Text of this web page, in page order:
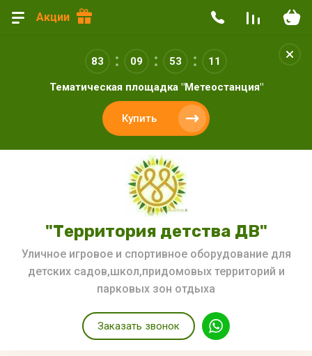
83 09 53 10
Тематическая площадка "Метеостанция"
Купить
Акции
"Территория детства ДВ"
Уличное игровое и спортивное оборудование для
детских садов,школ,придомовых территорий и
парковых зон отдыха
Заказать звонок